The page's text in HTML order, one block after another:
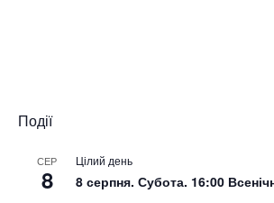
Події
СЕР
8
Цілий день
8 серпня. Субота. 16:00